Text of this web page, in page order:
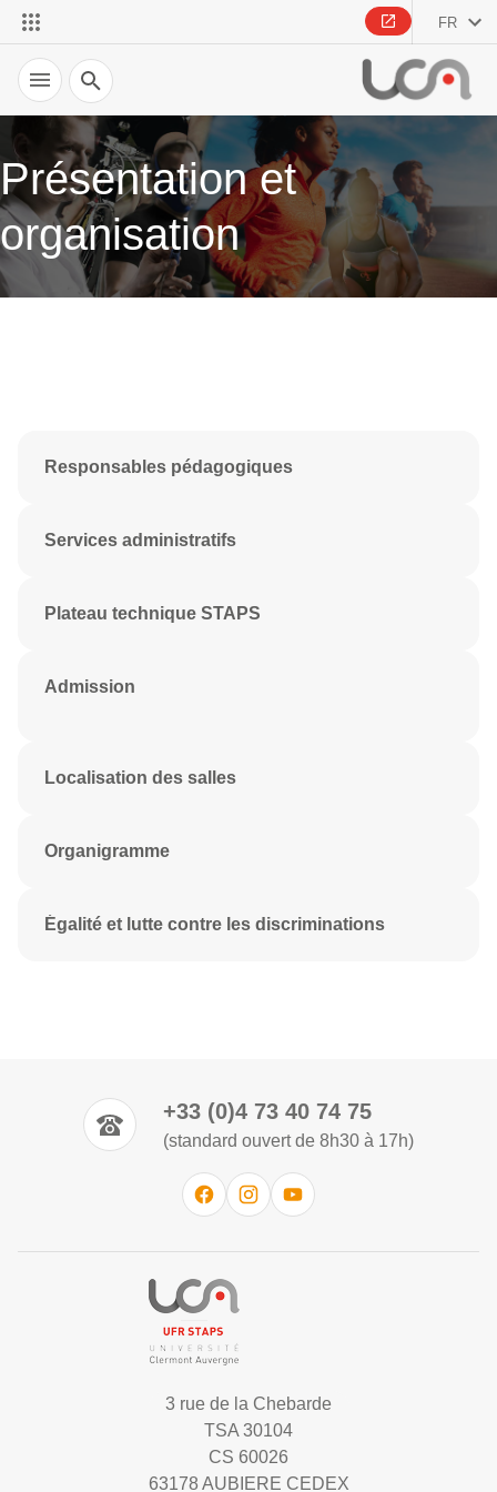
FR
Recherche
Présentation et
organisation
Responsables pédagogiques
Services administratifs
Plateau technique STAPS
Admission
Localisation des salles
Organigramme
Égalité et lutte contre les discriminations
+33 (0)4 73 40 74 75
(standard ouvert de 8h30 à 17h)
3 rue de la Chebarde
TSA 30104
CS 60026
63178 AUBIERE CEDEX